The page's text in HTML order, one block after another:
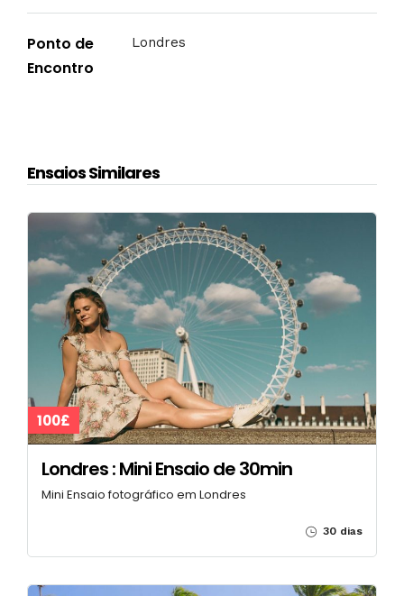
Ponto de
Encontro
Londres
Ensaios Similares
100£
Londres : Mini Ensaio de 30min
Mini Ensaio fotográfico em Londres
30 dias